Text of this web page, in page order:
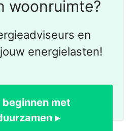
woonruimte?
en
energielasten!
met
▸